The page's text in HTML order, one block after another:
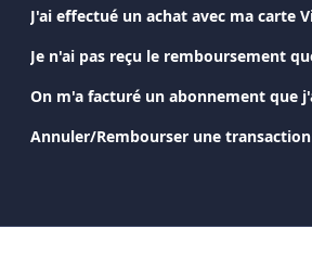
Annuler/Rembourser une transaction